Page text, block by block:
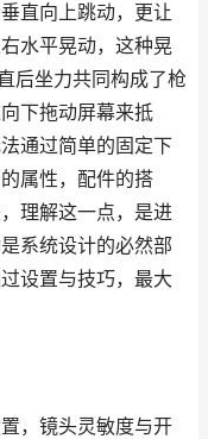
直向上跳动，更让
水平晃动，这种晃
后坐力共同构成了枪
下拖动屏幕来抵
通过简单的固定下
属性，配件的搭
理解这一点，是进
系统设计的必然部
设置与技巧，最大
，镜头灵敏度与开